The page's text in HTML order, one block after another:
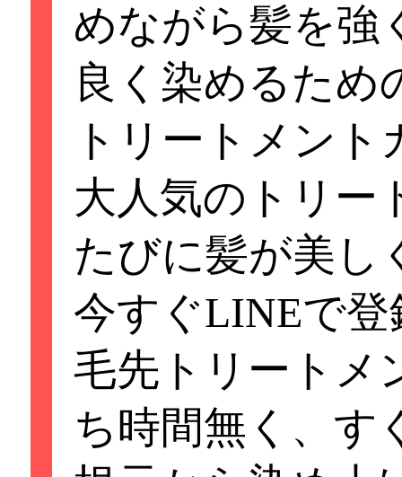
めながら髪を強
良く染めるため
トリートメン
大人気のトリー
たびに髪が美し
今すぐLINEで登
毛先トリートメ
ち時間無く、す
重要なお知らせ
※お支払いは現
ご了承ください※
☆スマイルカラ
＊トリートメン
がら髪を強く健
良く染めるため
ートメントカラ